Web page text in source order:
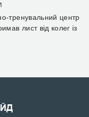
тренувальний центр
лист від колег із